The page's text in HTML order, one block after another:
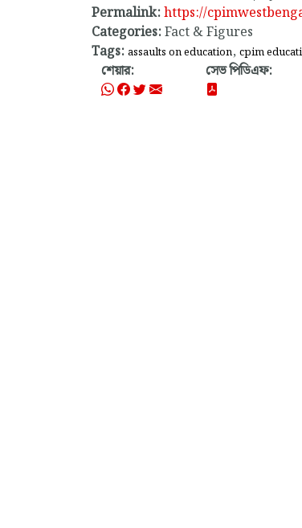
Permalink:https://
Categories:Fact & Figures
Tags: assaults on education, cpim
শেয়ার: সেভ পিডিএফ: